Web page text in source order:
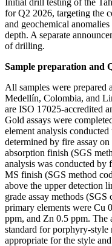
for Q2 2026, targeting the
and geochemical
depth. A separate
of drilling.
Sample preparation and
All samples were prepared
Medellín, Colombia, and
are ISO 17025-accredited
Gold assays were
element analysis
determined by fire assay
absorption finish (SGS
analysis was conducted
MS finish (SGS method
above the upper detection
grade assay methods
primary elements were Cu
ppm, and Zn 0.5 ppm. The
standard for porphyry-style
appropriate for the style